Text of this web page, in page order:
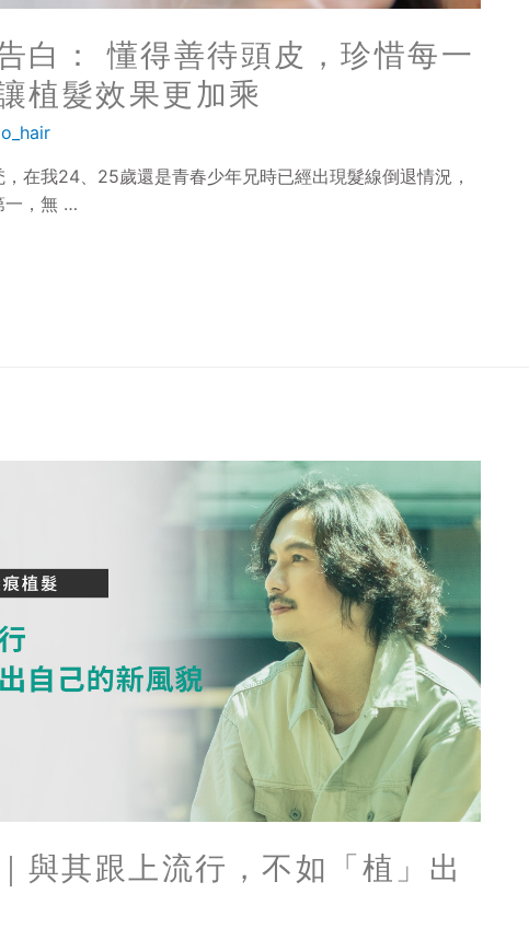
白： 懂得善待頭皮，珍惜每一
植髮效果更加乘
在我24、25歲還是青春少年兄時已經出現髮線倒退情況，
一，無 …
與其跟上流行，不如「植」出